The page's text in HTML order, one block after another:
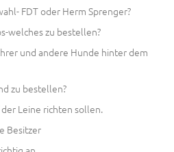
FDT oder Herm Sprenger?
welches zu bestellen?
und andere Hunde hinter dem
zu bestellen?
Leine richten sollen.
Besitzer